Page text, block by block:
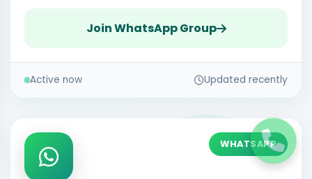
Join WhatsApp Group
Active now Updated recently
WHATSAPP